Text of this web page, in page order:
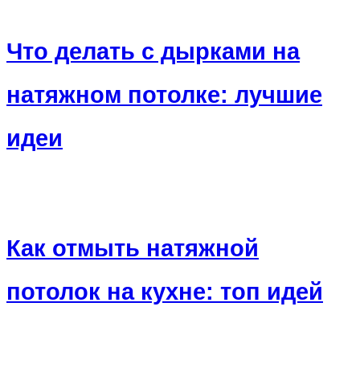
Что делать с дырками на
натяжном потолке: лучшие
идеи
Как отмыть натяжной
потолок на кухне: топ идей